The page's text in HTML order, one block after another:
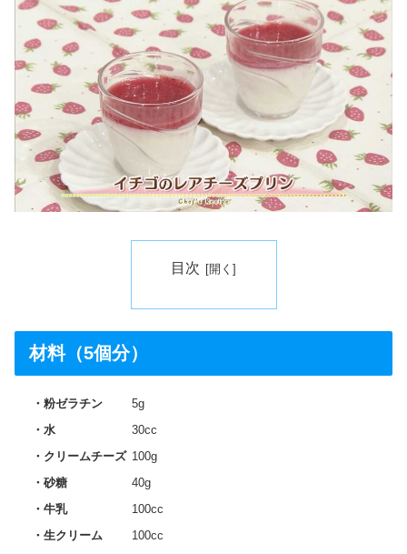
c
e
b
o
o
k
e
n
a
ck
et
e
er
e
st
目次
材料（5個分）
粉ゼラチン
5g
水
30cc
クリームチーズ 100g
砂糖
40g
牛乳
100cc
生クリーム
100cc